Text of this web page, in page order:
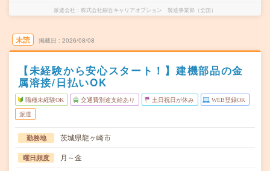
派遣会社 株式会社綜合キャリアオプション 製造事業部（全国）
未読 掲載日 2026/08/08
【未経験から安心スタート！】建機部品の金
属溶接/日払いOK
職種未経験OK 交通費別途支給あり 土日祝日が休み WEB登録OK
派遣
勤務地 茨城県龍ヶ崎市
曜日頻度 月～金